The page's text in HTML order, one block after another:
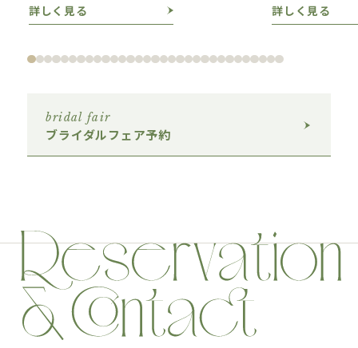
詳しく見る 詳しく見る
bridal fair
ブライダルフェア予約